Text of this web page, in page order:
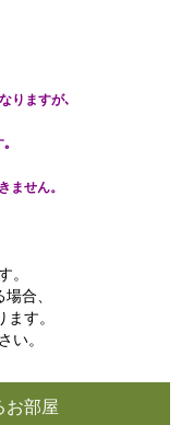
りますが､
せん。
合、
す。
い。
お部屋